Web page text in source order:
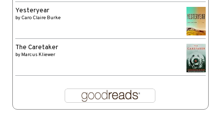
Yesteryear
by Caro Claire Burke
The Caretaker
by Marcus Kliewer